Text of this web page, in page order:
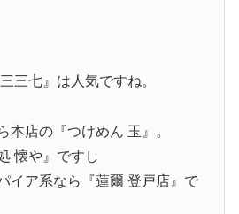
三七』は人気ですね。
本店の『つけめん 玉』。
懐や』ですし
イア系なら『蓮爾 登戸店』で